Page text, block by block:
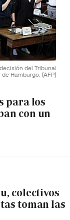
del Tribunal
de Hamburgo. (AFP)
para los
con un
colectivos
toman las